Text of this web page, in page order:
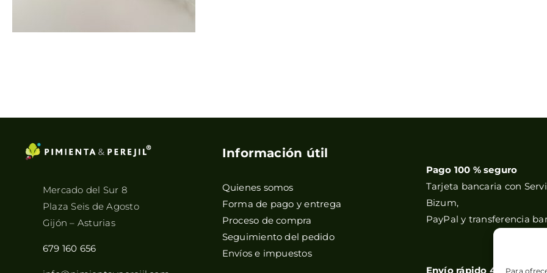
Para
Mercado del Sur 8
Plaza Seis de Agosto
Gijón – Asturias
679 160 656
Información útil
Quienes somos
Forma de pago y entrega
Proceso de compra
Seguimiento del pedido
Envíos e impuestos
Pago 100 % seguro
Tarjeta bancaria con
Bizum,
PayPal y transferencia
Envío rápido 48h